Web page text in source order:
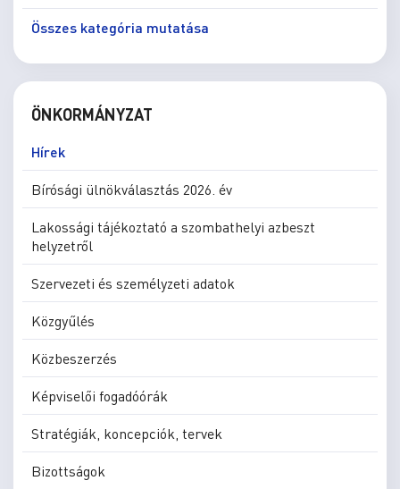
Összes kategória mutatása
ÖNKORMÁNYZAT
Hírek
Bírósági ülnökválasztás 2026. év
Lakossági tájékoztató a szombathelyi azbeszt
helyzetről
Szervezeti és személyzeti adatok
Közgyűlés
Közbeszerzés
Képviselői fogadóórák
Stratégiák, koncepciók, tervek
Bizottságok